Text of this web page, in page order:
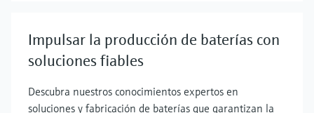
Impulsar la producción de baterías con
soluciones fiables
Descubra nuestros conocimientos expertos en
soluciones y fabricación de baterías que garantizan la